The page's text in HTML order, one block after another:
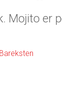
Mojito er